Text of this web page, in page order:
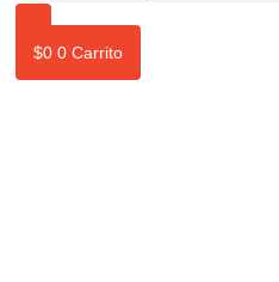
$0 0 Carrito